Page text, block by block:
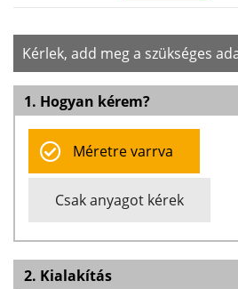
Kérlek, add meg a szükséges
1. Hogyan kérem?
Méretre varrva
Csak anyagot kérek
2. Kialakítás